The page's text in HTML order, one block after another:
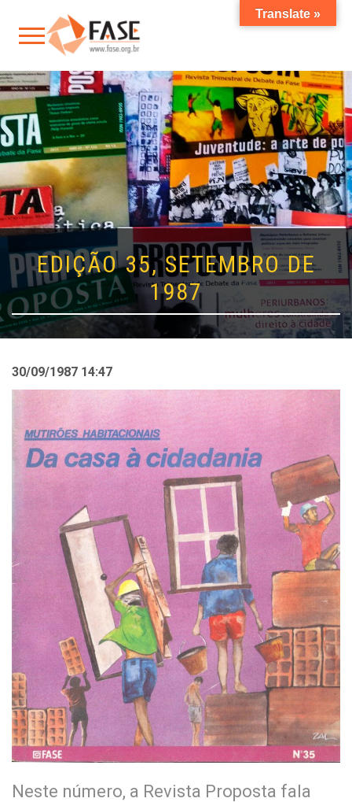
EDIÇÃO 35, SETEMBRO DE
1987
30/09/1987 14:47
Neste número, a Revista Proposta fala
Translate »